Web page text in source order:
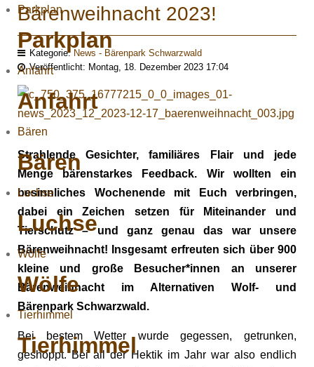
Parkplan
Parkplan
Anfahrt
Anfahrt
Bären
Bären
Luchse
Luchse
Wölfe
Wölfe
Tierhimmel
Tierhimmel
Bärenweihnacht 2023!
Kategorie: News - Bärenpark Schwarzwald
Veröffentlicht: Montag, 18. Dezember 2023 17:04
Strahlende Gesichter, familiäres Flair und jede
Menge bärenstarkes Feedback. Wir wollten ein
besinnliches Wochenende mit Euch verbringen,
dabei ein Zeichen setzen für Miteinander und
Tierschutz – und ganz genau das war unsere
Bärenweihnacht! Insgesamt erfreuten sich über 900
kleine und große Besucher*innen an unserer
Bärenweihnacht im Alternativen Wolf- und
Bärenpark Schwarzwald.
Bei bestem Wetter wurde gegessen, getrunken,
geshoppt. Bei all der Hektik im Jahr war also endlich